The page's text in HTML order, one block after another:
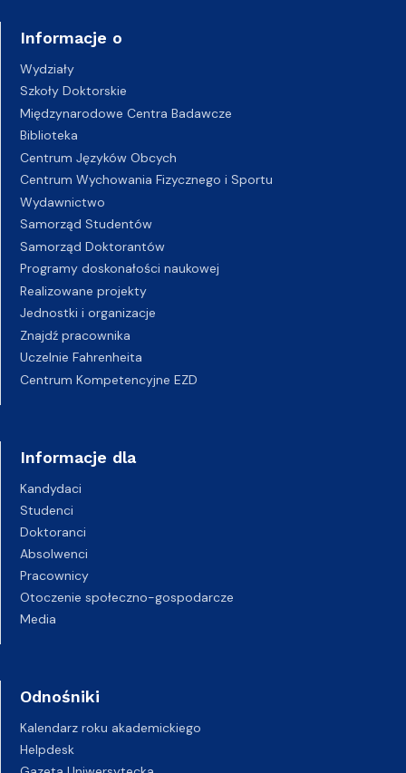
Informacje o
Wydziały
Szkoły Doktorskie
Międzynarodowe Centra Badawcze
Biblioteka
Centrum Języków Obcych
Centrum Wychowania Fizycznego i Sportu
Wydawnictwo
Samorząd Studentów
Samorząd Doktorantów
Programy doskonałości naukowej
Realizowane projekty
Jednostki i organizacje
Znajdź pracownika
Uczelnie Fahrenheita
Centrum Kompetencyjne EZD
Informacje dla
Kandydaci
Studenci
Doktoranci
Absolwenci
Pracownicy
Otoczenie społeczno-gospodarcze
Media
Odnośniki
Kalendarz roku akademickiego
Helpdesk